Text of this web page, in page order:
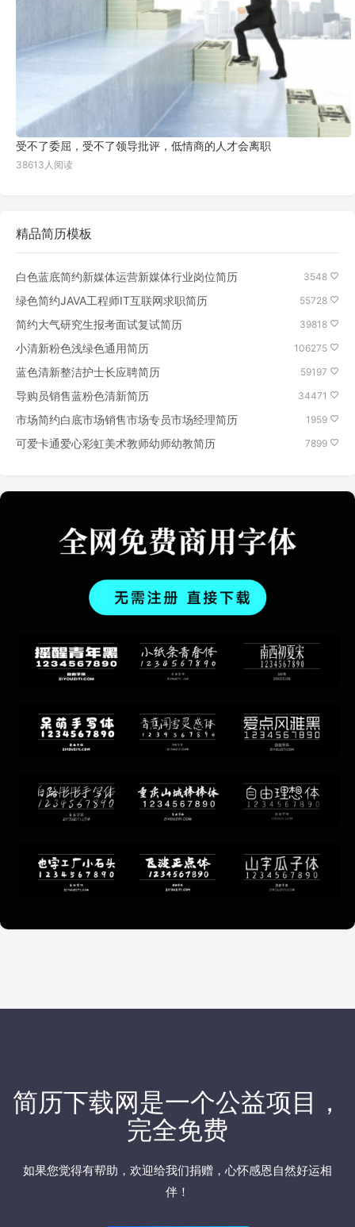
受不了委屈，受不了领导批评，低情商的人才会离职
38613人阅读
精品简历模板
白色蓝底简约新媒体运营新媒体行业岗位简历 3548
绿色简约JAVA工程师IT互联网求职简历 55728
简约大气研究生报考面试复试简历 39818
小清新粉色浅绿色通用简历 106275
蓝色清新整洁护士长应聘简历 59197
导购员销售蓝粉色清新简历 34471
市场简约白底市场销售市场专员市场经理简历 1959
可爱卡通爱心彩虹美术教师幼师幼教简历 7899
简历下载网是一个公益项目，
完全免费
如果您觉得有帮助，欢迎给我们捐赠 ，心怀感恩自然好运相
伴！